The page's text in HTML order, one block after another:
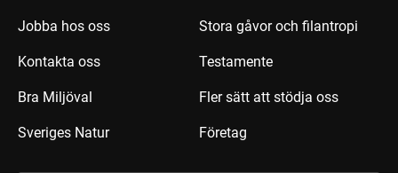
Jobba hos oss
Kontakta oss
Bra Miljöval
Sveriges Natur
Stora gåvor och filantropi
Testamente
Fler sätt att stödja oss
Företag